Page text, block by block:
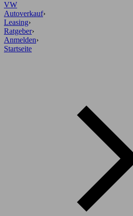
VW
Autoverkauf›
Leasing›
Ratgeber›
Anmelden›
Startseite